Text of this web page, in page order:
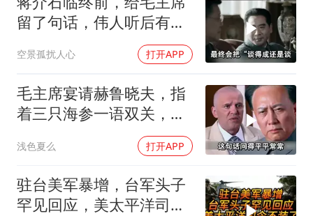
留了句话，伟人听后有什
空景孤扰人心 打开APP
毛主席宴请赫鲁晓夫，指
着三只海参一语双关，赫
浅色夏么 打开APP
驻台美军暴增，台军头子
罕见回应，美太平洋司令